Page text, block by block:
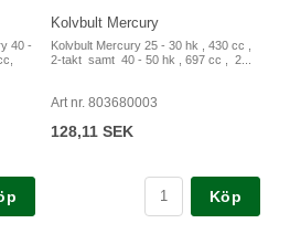
40 -
Kolvbult Mercury
Kolvbult Mercury 25 - 30 hk , 430 cc ,
2-takt samt 40 - 50 hk , 697 cc , 2...
Art nr. 803680003
128,11 SEK
Köp